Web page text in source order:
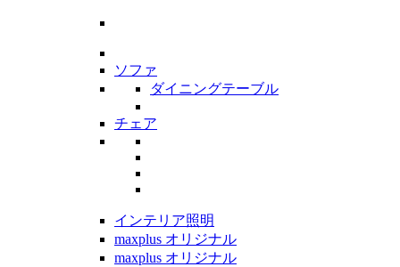
ソファ
ダイニングテーブル
チェア
インテリア照明
maxplus オリジナル
maxplus オリジナル